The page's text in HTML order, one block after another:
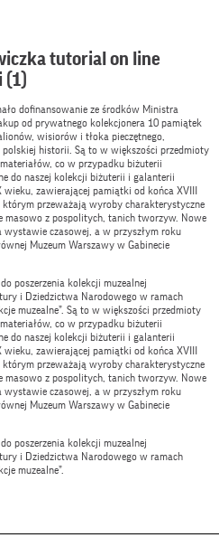
tutorial on line
(1)
dofinansowanie ze środków Ministra
od prywatnego kolekcjonera 10 pamiątek
wisiorów i tłoka pieczętnego,
historii. Są to w większości przedmioty
co w przypadku biżuterii
do naszej kolekcji biżuterii i galanterii
zawierającej pamiątki od końca XVIII
którym przeważają wyroby charakterystyczne
masowo z pospolitych, tanich tworzyw. Nowe
czasowej, a w przyszłym roku
Muzeum Warszawy w Gabinecie
poszerzenia kolekcji muzealnej
i Dziedzictwa Narodowego w ramach
muzealne”. Są to w większości przedmioty
co w przypadku biżuterii
do naszej kolekcji biżuterii i galanterii
zawierającej pamiątki od końca XVIII
którym przeważają wyroby charakterystyczne
masowo z pospolitych, tanich tworzyw. Nowe
czasowej, a w przyszłym roku
Muzeum Warszawy w Gabinecie
poszerzenia kolekcji muzealnej
i Dziedzictwa Narodowego w ramach
muzealne”.